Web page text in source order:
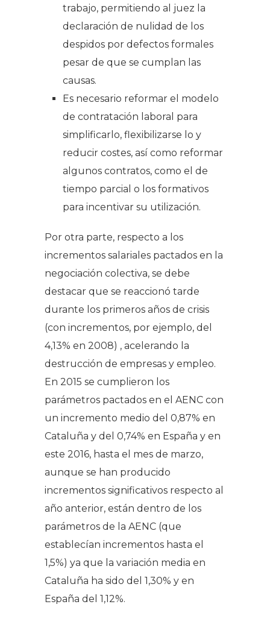
trabajo, permitiendo al juez la
declaración de nulidad de los
despidos por defectos formales
pesar de que se cumplan las
causas.
Es necesario reformar el modelo
de contratación laboral para
simplificarlo, flexibilizarse lo y
reducir costes, así como reformar
algunos contratos, como el de
tiempo parcial o los formativos
para incentivar su utilización.
Por otra parte, respecto a los
incrementos salariales pactados en la
negociación colectiva, se debe
destacar que se reaccionó tarde
durante los primeros años de crisis
(con incrementos, por ejemplo, del
4,13% en 2008) , acelerando la
destrucción de empresas y empleo.
En 2015 se cumplieron los
parámetros pactados en el AENC con
un incremento medio del 0,87% en
Cataluña y del 0,74% en España y en
este 2016, hasta el mes de marzo,
aunque se han producido
incrementos significativos respecto al
año anterior, están dentro de los
parámetros de la AENC (que
establecían incrementos hasta el
1,5%) ya que la variación media en
Cataluña ha sido del 1,30% y en
España del 1,12%.